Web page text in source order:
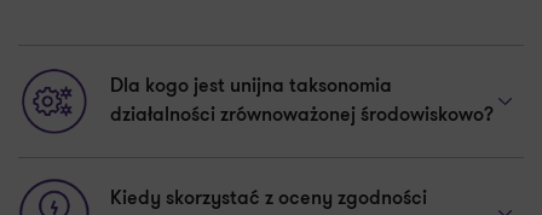
Dla kogo jest unijna taksonomia
działalności zrównoważonej środowiskowo?
Kiedy skorzystać z oceny zgodności